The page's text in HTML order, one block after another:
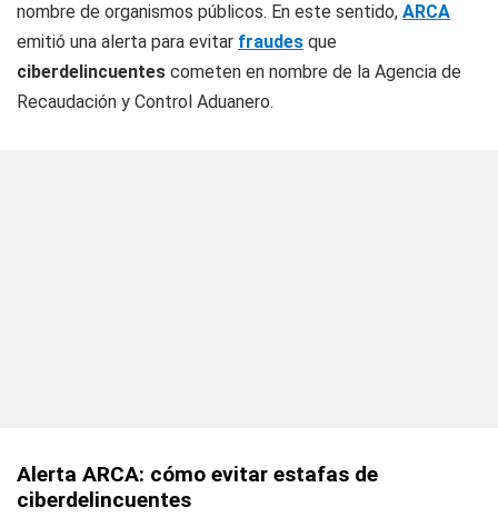
nombre de organismos públicos. En este sentido, ARCA
emitió una alerta para evitar fraudes que
ciberdelincuentes cometen en nombre de la Agencia de
Recaudación y Control Aduanero.
Alerta ARCA: cómo evitar estafas de
ciberdelincuentes